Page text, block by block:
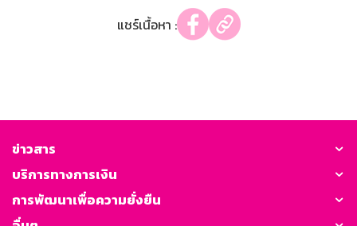
แชร์เนื้อหา :
ข่าวสาร
บริการทางการเงิน
การพัฒนาเพื่อความยั่งยืน